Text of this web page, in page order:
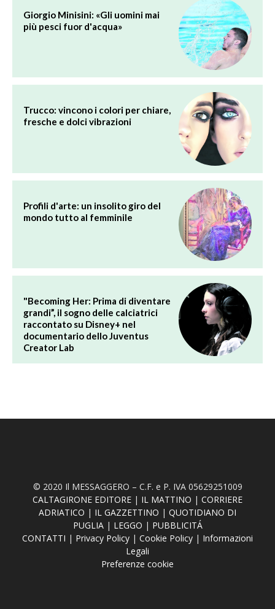
Giorgio Minisini: «Gli uomini mai
più pesci fuor d'acqua»
Trucco: vincono i colori per chiare,
fresche e dolci vibrazioni
Profili d'arte: un insolito giro del
mondo tutto al femminile
"Becoming Her: Prima di diventare
grandi”, il sogno delle calciatrici
raccontato su Disney+ nel
documentario dello Juventus
Creator Lab
© 2020 Il MESSAGGERO – C.F. e P. IVA 05629251009
CALTAGIRONE EDITORE | IL MATTINO | CORRIERE
ADRIATICO | IL GAZZETTINO | QUOTIDIANO DI
PUGLIA| LEGGO | PUBBLICITÁ
CONTATTI | Privacy Policy | Cookie Policy | Informazioni
Legali
Preferenze cookie